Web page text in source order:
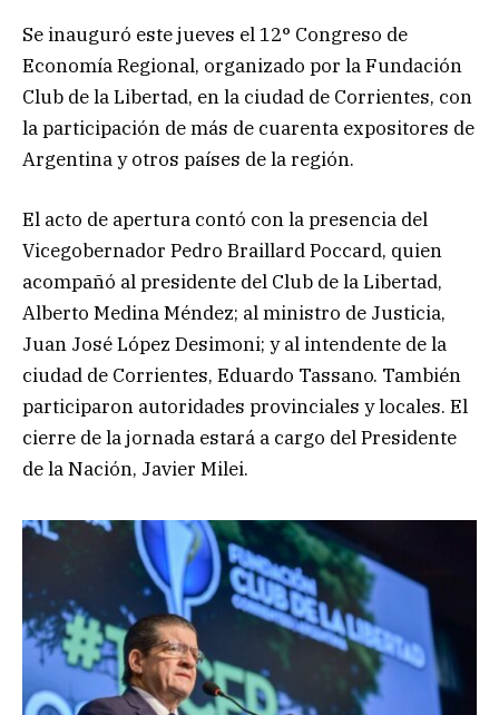
Se inauguró este jueves el 12° Congreso de
Economía Regional, organizado por la Fundación
Club de la Libertad, en la ciudad de Corrientes, con
la participación de más de cuarenta expositores de
Argentina y otros países de la región.
El acto de apertura contó con la presencia del
Vicegobernador Pedro Braillard Poccard, quien
acompañó al presidente del Club de la Libertad,
Alberto Medina Méndez; al ministro de Justicia,
Juan José López Desimoni; y al intendente de la
ciudad de Corrientes, Eduardo Tassano. También
participaron autoridades provinciales y locales. El
cierre de la jornada estará a cargo del Presidente
de la Nación, Javier Milei.